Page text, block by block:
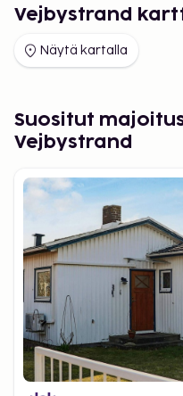
Vejbystrand
Näytä kartalla
Suositut
Vejbystrand